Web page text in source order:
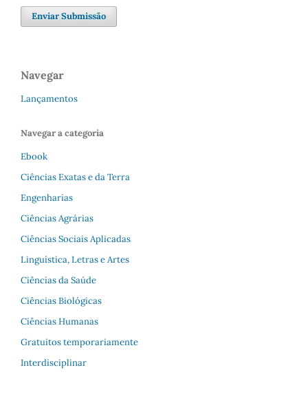
Enviar Submissão
Navegar
Lançamentos
Navegar a categoria
Ebook
Ciências Exatas e da Terra
Engenharias
Ciências Agrárias
Ciências Sociais Aplicadas
Linguística, Letras e Artes
Ciências da Saúde
Ciências Biológicas
Ciências Humanas
Gratuitos temporariamente
Interdisciplinar